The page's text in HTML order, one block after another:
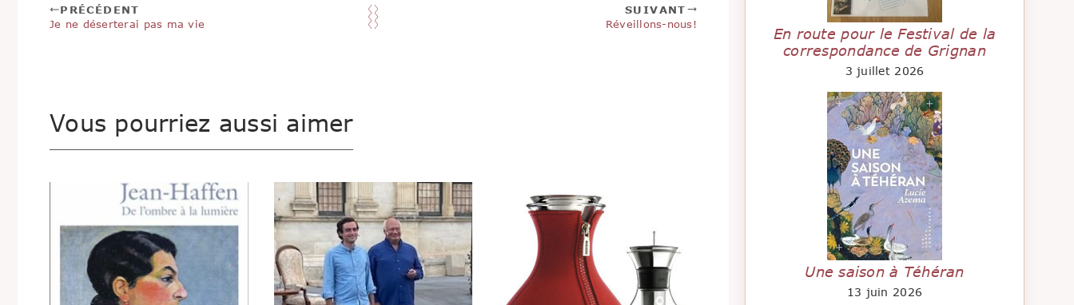
PRÉCÉDENT
Je ne déserterai pas ma vie
SUIVANT
Réveillons-nous!
Vous pourriez aussi aimer
En route pour le Festival de la
correspondance de Grignan
3 juillet 2026
Une saison à Téhéran
13 juin 2026